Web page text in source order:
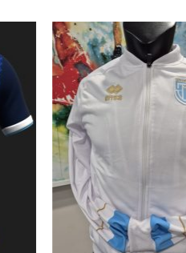
lista